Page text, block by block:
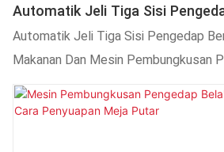
Automatik Jeli Tiga Sisi
Pengisian Makanan Dan Mesin
Pembungkusan
Automatik Jeli Tiga Sisi Pengedap
Makanan Dan Mesin Pembungkusan